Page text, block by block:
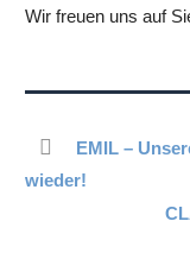
Wir freuen uns auf
EMIL –
wieder!